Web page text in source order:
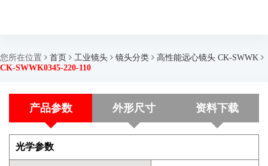
您所在位置 首页 工业镜头 镜头分类
高性能远心镜头 CK-SWWK
CK-SWWK0345-220-110
产品参数 外形尺寸 资料下载
光学参数